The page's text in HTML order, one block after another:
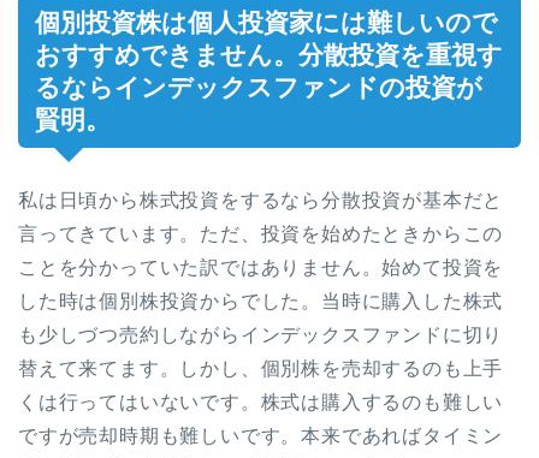
個別投資株は個人投資家には難しいので
おすすめできません。分散投資を重視す
るならインデックスファンドの投資が
賢明。
私は日頃から株式投資をするなら分散投資が基本だと
言ってきています。ただ、投資を始めたときからこの
ことを分かっていた訳ではありません。始めて投資を
した時は個別株投資からでした。当時に購入した株式
も少しづつ売約しながらインデックスファンドに切り
替えて来てます。しかし、個別株を売却するのも上手
くは行ってはいないです。株式は購入するのも難しい
ですが売却時期も難しいです。本来であればタイミン